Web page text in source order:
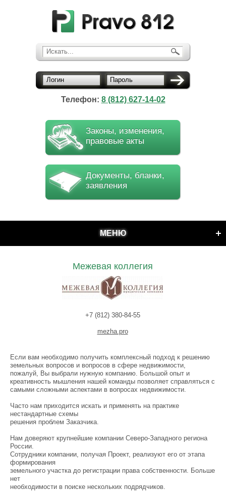
Искать...
Логин Пароль
Телефон: 8 (812) 627-14-02
Законы, изменения,
правовые акты
Документы, бланки,
заявления
МЕНЮ
Межевая коллегия
+7 (812) 380-84-55
mezha.pro
Если вам необходимо получить комплексный подход к решению
земельных вопросов и вопросов в сфере недвижимости,
пожалуй, Вы выбрали нужную компанию. Большой опыт и
креативность мышления нашей команды позволяет справляться с
самыми сложными аспектами в вопросах недвижимости.
Часто нам приходится искать и применять на практике
нестандартные схемы
решения проблем Заказчика.
Нам доверяют крупнейшие компании Северо-Западного региона
России.
Сотрудники компании, получая Проект, реализуют его от этапа
формирования
земельного участка до регистрации права собственности. Больше
нет
необходимости в поиске нескольких подрядчиков.